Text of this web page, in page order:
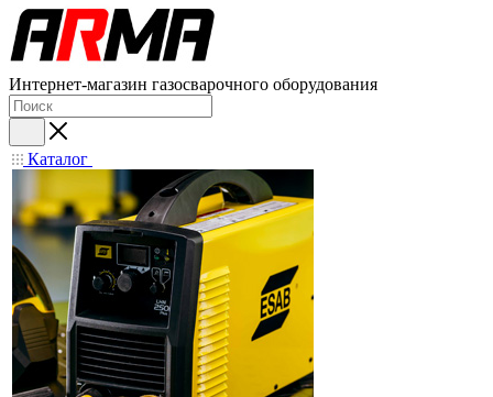
Интернет-магазин газосварочного оборудования
Каталог